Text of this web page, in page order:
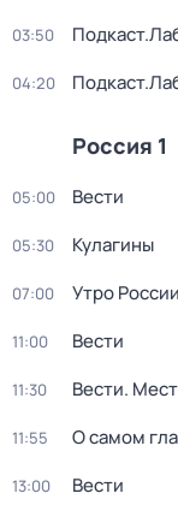
03:50
04:20
Россия 1
05:00 Вести
05:30 Кулагины
07:00 Утро России
11:00 Вести
11:30 Вести.
11:55 О самом
13:00 Вести